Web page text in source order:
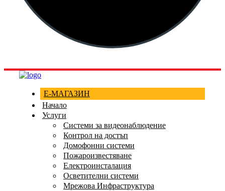
Е-МАГАЗИН
Начало
Услуги
Системи за видеонаблюдение
Контрол на достъп
Домофонни системи
Пожароизвестяване
Електроинсталация
Осветителни системи
Мрежова Инфраструктура